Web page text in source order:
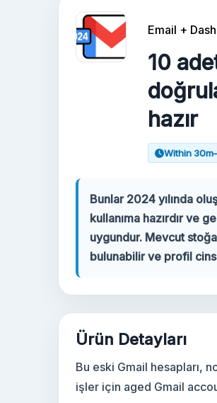
About
Google Voice
Gmail Hesapları 2024
Gmail Hesapları 2023
2FA Gmail Hesapları
Email +
10
hazır
Within
Bunlar 2024 yılında
kullanıma hazırdır ve
uygundur. Mevcut
bulunabilir ve profil
Ürün Detayları
Bu eski Gmail hesapları,
işler için aged Gmail